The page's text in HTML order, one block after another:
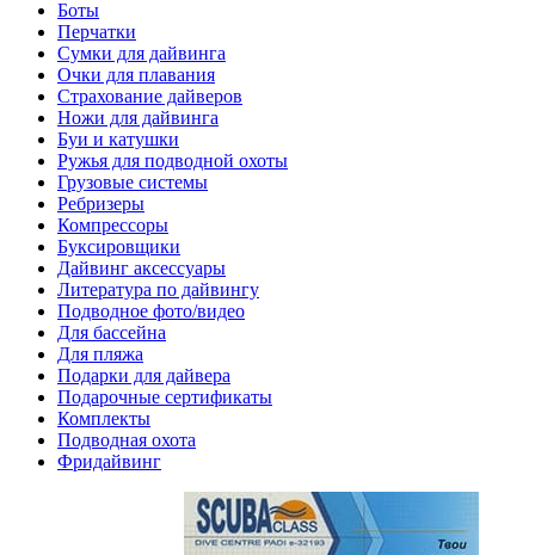
Боты
Перчатки
Сумки для дайвинга
Очки для плавания
Страхование дайверов
Ножи для дайвинга
Буи и катушки
Ружья для подводной охоты
Грузовые системы
Ребризеры
Компрессоры
Буксировщики
Дайвинг аксессуары
Литература по дайвингу
Подводное фото/видео
Для бассейна
Для пляжа
Подарки для дайвера
Подарочные сертификаты
Комплекты
Подводная охота
Фридайвинг